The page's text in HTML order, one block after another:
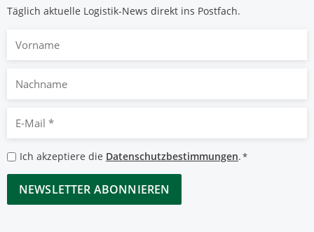
Täglich aktuelle Logistik-News direkt ins Postfach.
Nachname
Mail
*
Datenschutzbestimmungen
*
Ich akzeptiere die Datenschutzbestimmungen.*
CAPTCHA